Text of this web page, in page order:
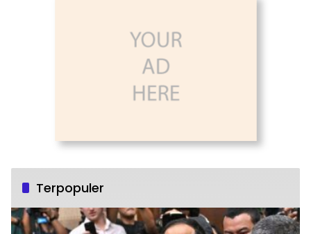
Terpopuler